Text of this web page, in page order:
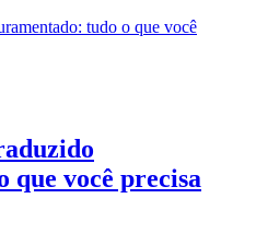
que você precisa